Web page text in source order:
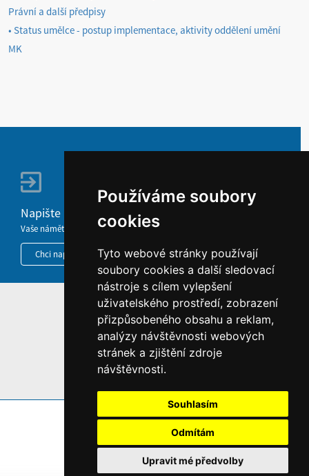
Používáme soubory
cookies
Tyto webové stránky používají
soubory cookies a další sledovací
nástroje s cílem vylepšení
uživatelského prostředí, zobrazení
přizpůsobeného obsahu a reklam,
analýzy návštěvnosti webových
stránek a zjištění zdroje
návštěvnosti.
Souhlasím
Odmítám
Upravit mé předvolby
Právní a další předpisy
• Status umělce - postup implementace, aktivity oddělení umění
MK
Napište nám
Vaše náměty, komentáře, připomínky a dotazy nezůstanou bez odezvy.
Chci napsat MKČR
HOME
INFORMACE O WEBU